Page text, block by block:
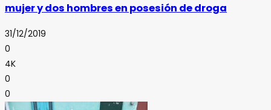
mujer y dos hombres en posesión de droga
31/12/2019
0
4K
0
0